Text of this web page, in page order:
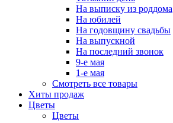
На выписку из роддома
На юбилей
На годовщину свадьбы
На выпускной
На последний звонок
9-е мая
1-е мая
Смотреть все товары
Хиты продаж
Цветы
Цветы